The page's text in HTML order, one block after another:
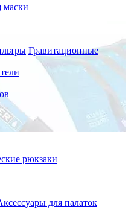
маски
Гравитационные
рюкзаки
для палаток